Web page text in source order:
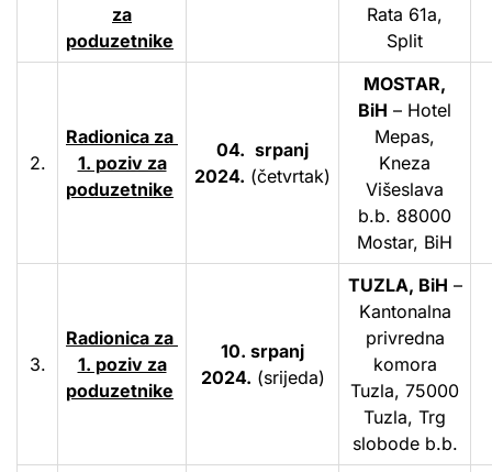
za
poduzetnike
Rata 61a,
Split
2.
Radionica za
1. poziv za
poduzetnike
04. srpanj
2024. (četvrtak)
MOSTAR,
BiH – Hotel
Mepas,
Kneza
Višeslava
b.b. 88000
Mostar, BiH
3.
Radionica za
1. poziv za
poduzetnike
10. srpanj
2024. (srijeda)
TUZLA, BiH –
Kantonalna
privredna
komora
Tuzla, 75000
Tuzla, Trg
slobode b.b.